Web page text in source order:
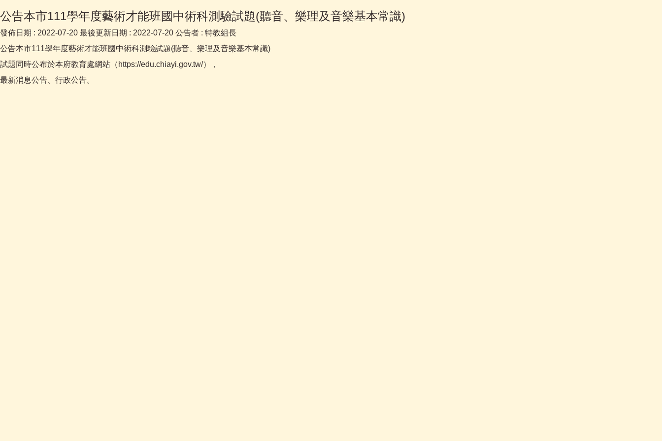
公告本市111學年度藝術才能班國中術科測驗試題(聽音、樂理及音樂基本常識)
發佈日期 : 2022-07-20 最後更新日期 : 2022-07-20 公告者 : 特教組長
公告本市111學年度藝術才能班國中術科測驗試題(聽音、樂理及音樂基本常識)
試題同時公布於本府教育處網站（https://edu.chiayi.gov.tw/），
最新消息公告、行政公告。